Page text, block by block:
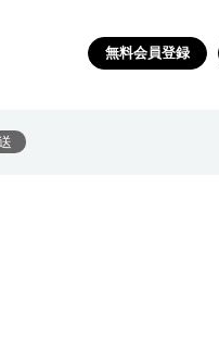
無料会員登録